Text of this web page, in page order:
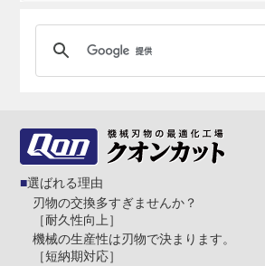
選ばれる理由
刃物の交換多すぎませんか？
［耐久性向上］
機械の生産性は刃物で決まります。
［短納期対応］